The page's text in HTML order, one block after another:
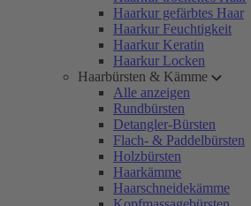
Haarkur gefärbtes Haar
Haarkur Feuchtigkeit
Haarkur Keratin
Haarkur Locken
Haarbürsten & Kämme
Alle anzeigen
Rundbürsten
Detangler-Bürsten
Flach- & Paddelbürsten
Holzbürsten
Haarkämme
Haarschneidekämme